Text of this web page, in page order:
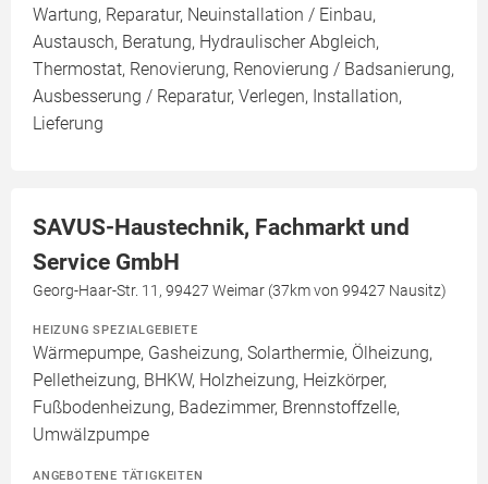
Wartung, Reparatur, Neuinstallation / Einbau,
Austausch, Beratung, Hydraulischer Abgleich,
Thermostat, Renovierung, Renovierung / Badsanierung,
Ausbesserung / Reparatur, Verlegen, Installation,
Lieferung
SAVUS-Haustechnik, Fachmarkt und
Service GmbH
Georg-Haar-Str. 11, 99427 Weimar (37km von 99427 Nausitz)
HEIZUNG SPEZIALGEBIETE
Wärmepumpe, Gasheizung, Solarthermie, Ölheizung,
Pelletheizung, BHKW, Holzheizung, Heizkörper,
Fußbodenheizung, Badezimmer, Brennstoffzelle,
Umwälzpumpe
ANGEBOTENE TÄTIGKEITEN